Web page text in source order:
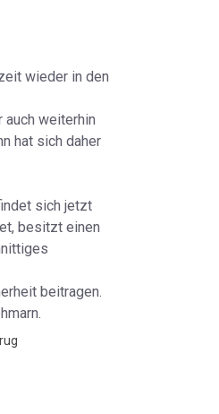
wieder in den
auch weiterhin
hat sich daher
sich jetzt
besitzt einen
beitragen.